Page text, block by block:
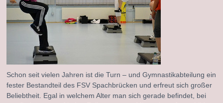
Schon seit vielen Jahren ist die Turn – und Gymnastikabteilung ein
fester Bestandteil des FSV Spachbrücken und erfreut sich großer
Beliebtheit. Egal in welchem Alter man sich gerade befindet, bei